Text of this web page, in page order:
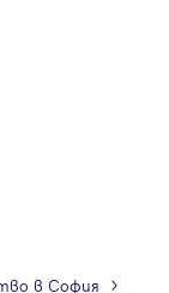
в София